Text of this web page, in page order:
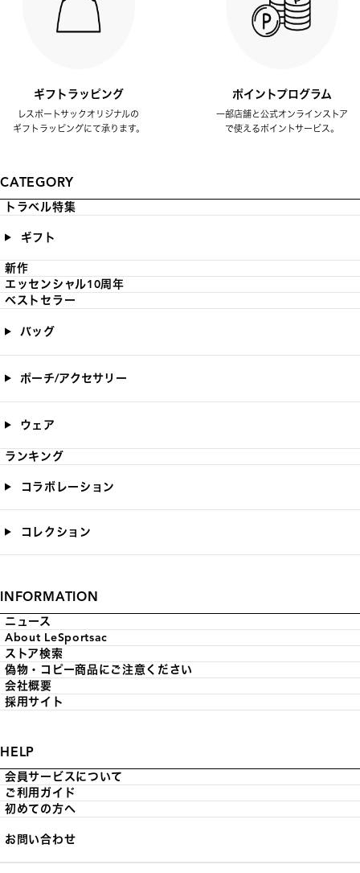
ギフトラッピング
レスポートサックオリジナルの
ギフトラッピングにて承ります。
ポイントプログラム
一部店舗と公式オンラインストア
で使えるポイントサービス。
CATEGORY
トラベル特集
ギフト
新作
エッセンシャル10周年
ベストセラー
バッグ
ポーチ/アクセサリー
ウェア
ランキング
コラボレーション
コレクション
INFORMATION
ニュース
About LeSportsac
ストア検索
偽物・コピー商品にご注意ください
会社概要
採用サイト
HELP
会員サービスについて
ご利用ガイド
初めての方へ
お問い合わせ